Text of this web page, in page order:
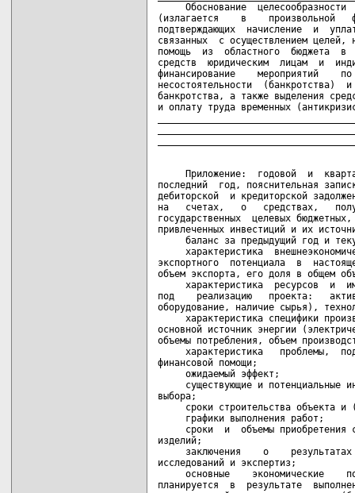
Обоснование  целесообразности
(излагается    в    произвольной
подтверждающих  начисление  и
связанных  с осуществлением целей,
помощь  из  областного  бюджета  в
средств  юридическим  лицам  и
финансирование    мероприятий
несостоятельности  (банкротства)
банкротства, а также выделения
и оплату труда временных
Приложение:  годовой  и
последний  год, пояснительная
дебиторской  и кредиторской
на   счетах,   о   средствах,
государственных  целевых
привлеченных инвестиций и их
баланс за предыдущий год и
характеристика
экспортного  потенциала  в
объем экспорта, его доля в общем
характеристика  ресурсов  и
под    реализацию   проекта:
оборудование, наличие сырья),
характеристика специфики
основной источник энергии
объемы потребления, объем
характеристика   проблемы,
финансовой помощи;
     ожидаемый эффект;
существующие и потенциальные
выбора;
сроки строительства объекта и
     графики выполнения работ;
сроки  и  объемы приобретения
изделий;
заключения    о
исследований и экспертиз;
основные    экономические
планируется  в  результате